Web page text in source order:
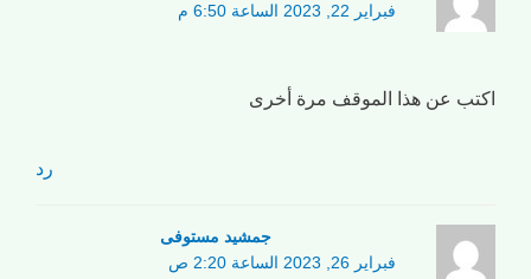
فبراير 22, 2023 الساعة 6:50 م
اكتب عن هذا الموقف مرة أخرى
رد
جمشید مستوفی
فبراير 26, 2023 الساعة 2:20 ص